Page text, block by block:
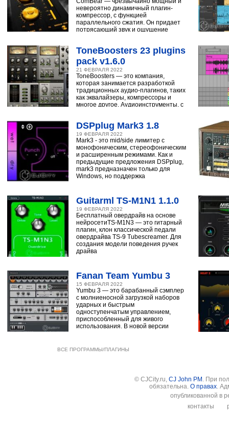
невероятно динамичный плагин-
компрессор, с функцией
параллельного сжатия. Он придает
потрясающий звук и ощущение
ToneBoosters 23 plugins
pack v1.6.0
21 ФЕВРАЛЯ 2022
ToneBoosters — это компания,
которая занимается разработкой
традиционных аудио-плагинов, таких
как эквалайзеры, компрессоры и
многое другое. Аудиоинструменты, с
DSPplug Mark3 1.8
19 ФЕВРАЛЯ 2022
Mark3 - это mid/side лимитер с
монофоническим, стереофоническим
и расширенным режимами. Как и
предыдущие предложения DSPplug,
mark3 предназначен только для
Windows, но поддержка
Guitarml TS-M1N1 1.1.0
19 ФЕВРАЛЯ 2022
Бесплатный овердрайв на основе
нейросетиTS-M1N3 — это гитарный
плагин, клон классической педали
овердрайва TS-9 Tubescreamer. Для
создания модели поведения ручек
драйва
Fanan Team Yumbu 3
15 ФЕВРАЛЯ 2022
Yumbu 3 — это барабанный сэмплер
с молниеносной загрузкой наборов
ударных и быстрым
одноступенчатым управлением,
приспособленный для живого
использования. В новой версии
ВСЕ ПРОГРАММЫ/ПЛАГИНЫ
© CJCity.ru, CJ John PM . При
обязательна. О правах.
опубликованной в
контакты